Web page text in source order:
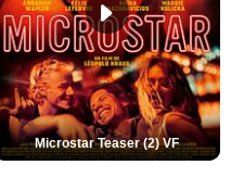
Microstar Teaser (2) VF